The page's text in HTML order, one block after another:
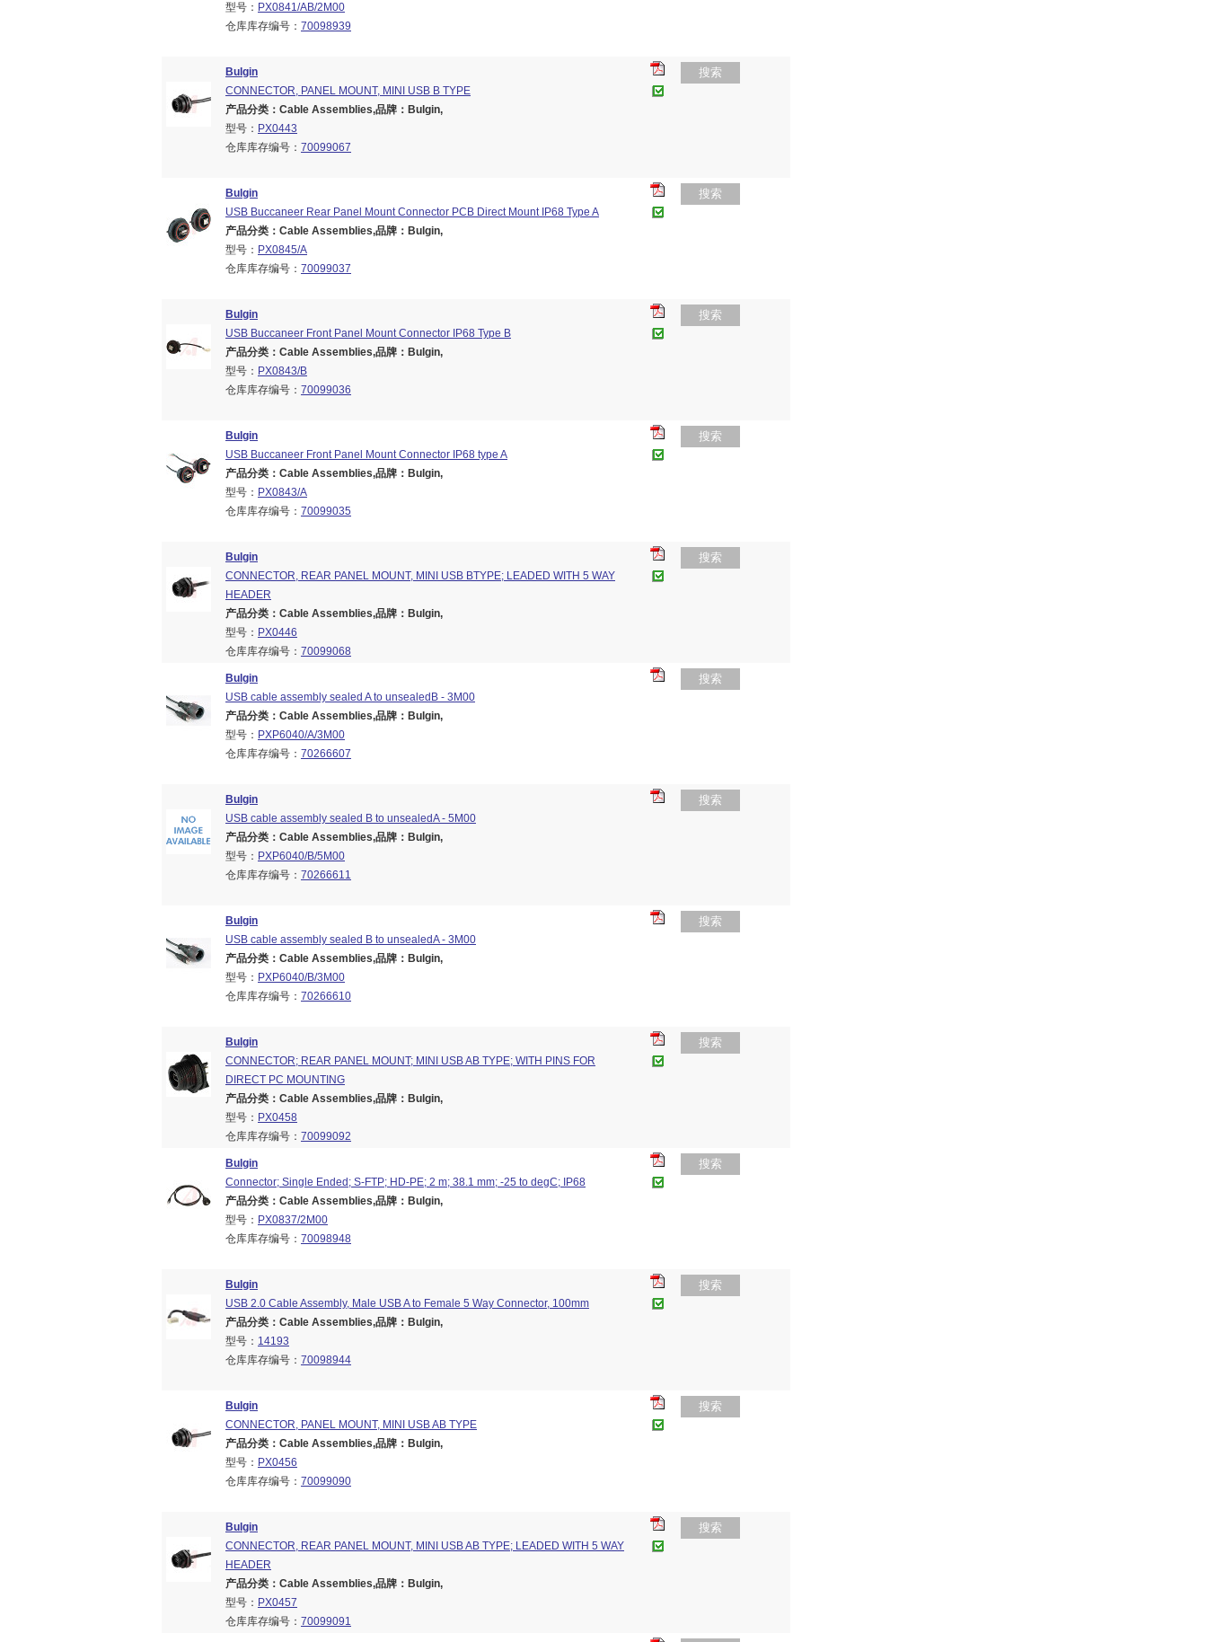
型号： PX0841/AB/2M00
仓库库存编号： 70098939
Bulgin
CONNECTOR, PANEL MOUNT, MINI USB B TYPE
产品分类：Cable Assemblies,品牌：Bulgin,
型号： PX0443
仓库库存编号： 70099067
搜索
Bulgin
USB Buccaneer Rear Panel Mount Connector PCB Direct Mount IP68 Type A
产品分类：Cable Assemblies,品牌：Bulgin,
型号： PX0845/A
仓库库存编号： 70099037
搜索
Bulgin
USB Buccaneer Front Panel Mount Connector IP68 Type B
产品分类：Cable Assemblies,品牌：Bulgin,
型号： PX0843/B
仓库库存编号： 70099036
搜索
Bulgin
USB Buccaneer Front Panel Mount Connector IP68 type A
产品分类：Cable Assemblies,品牌：Bulgin,
型号： PX0843/A
仓库库存编号： 70099035
搜索
Bulgin
CONNECTOR, REAR PANEL MOUNT, MINI USB BTYPE; LEADED WITH 5 WAY
HEADER
产品分类：Cable Assemblies,品牌：Bulgin,
型号： PX0446
仓库库存编号： 70099068
搜索
Bulgin
USB cable assembly sealed A to unsealedB - 3M00
产品分类：Cable Assemblies,品牌：Bulgin,
型号： PXP6040/A/3M00
仓库库存编号： 70266607
搜索
Bulgin
USB cable assembly sealed B to unsealedA - 5M00
产品分类：Cable Assemblies,品牌：Bulgin,
型号： PXP6040/B/5M00
仓库库存编号： 70266611
搜索
Bulgin
USB cable assembly sealed B to unsealedA - 3M00
产品分类：Cable Assemblies,品牌：Bulgin,
型号： PXP6040/B/3M00
仓库库存编号： 70266610
搜索
Bulgin
CONNECTOR; REAR PANEL MOUNT; MINI USB AB TYPE; WITH PINS FOR
DIRECT PC MOUNTING
产品分类：Cable Assemblies,品牌：Bulgin,
型号： PX0458
仓库库存编号： 70099092
搜索
Bulgin
Connector; Single Ended; S-FTP; HD-PE; 2 m; 38.1 mm; -25 to degC; IP68
产品分类：Cable Assemblies,品牌：Bulgin,
型号： PX0837/2M00
仓库库存编号： 70098948
搜索
Bulgin
USB 2.0 Cable Assembly, Male USB A to Female 5 Way Connector, 100mm
产品分类：Cable Assemblies,品牌：Bulgin,
型号： 14193
仓库库存编号： 70098944
搜索
Bulgin
CONNECTOR, PANEL MOUNT, MINI USB AB TYPE
产品分类：Cable Assemblies,品牌：Bulgin,
型号： PX0456
仓库库存编号： 70099090
搜索
Bulgin
CONNECTOR, REAR PANEL MOUNT, MINI USB AB TYPE; LEADED WITH 5 WAY
HEADER
产品分类：Cable Assemblies,品牌：Bulgin,
型号： PX0457
仓库库存编号： 70099091
搜索